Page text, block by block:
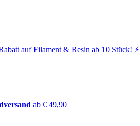
auf Filament & Resin ab 10 Stück! ⚡️
ab € 49,90